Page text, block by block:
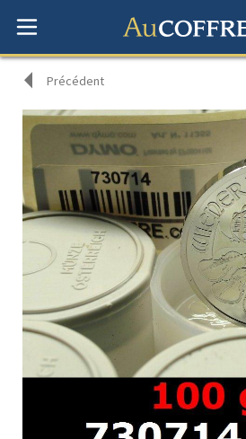
Précédent